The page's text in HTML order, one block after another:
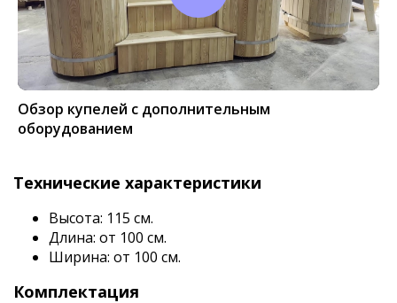
Обзор купелей с дополнительным
оборудованием
Технические характеристики
Высота: 115 см.
Длина: от 100 см.
Ширина: от 100 см.
Комплектация